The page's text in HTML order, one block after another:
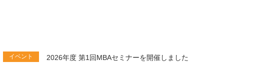
イベント 2026年度 第1回MBAセミナーを開催しました